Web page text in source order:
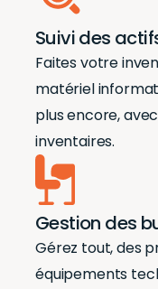
Suivi des
Faites votre
matériel
plus encore,
inventaires.
Gestion des
Gérez tout, des
équipements